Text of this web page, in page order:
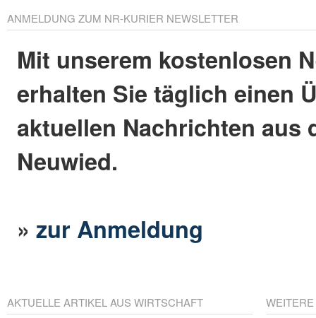
ANMELDUNG ZUM NR-KURIER NEWSLETTER
Mit unserem kostenlosen
erhalten Sie täglich einen
aktuellen Nachrichten aus
Neuwied.
»zur Anmeldung
AKTUELLE ARTIKEL AUS WIRTSCHAFT